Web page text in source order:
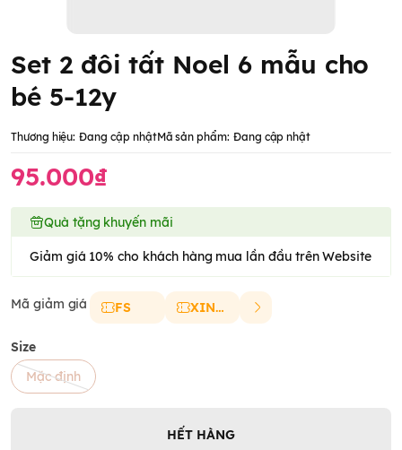
Set 2 đôi tất Noel 6 mẫu cho
bé 5-12y
Thương hiệu: Đang cập nhậtMã sản phẩm: Đang cập nhật
95.000₫
Quà tặng khuyến mãi
Giảm giá 10% cho khách hàng mua lần đầu trên Website
Mã giảm giá FS XINCHAO
Size
Mặc định
HẾT HÀNG